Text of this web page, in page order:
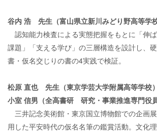
谷内 浩 先生（富山県立新川みどり野高等学校
認知能力検査による実態把握をもとに「伸
課題」「支える学び」の三層構造を設計し、
書・仮名交じりの書の4実践で検証。
松原 直也 先生（東京学芸大学附属高等学校）
小室 信男（全高書研 研究・事業推進専門役員
三井記念美術館・東京国立博物館での企画
用した平安時代の仮名名筆の鑑賞活動。文化